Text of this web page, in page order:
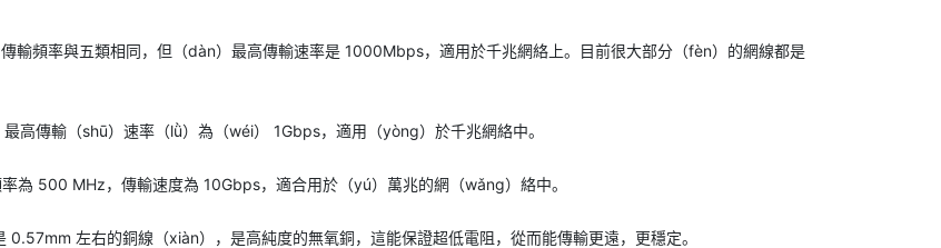
輸頻率與五類相同，但（dàn）最高傳輸速率是 1000Mbps，適用於千兆網絡上。目前很大部分（fèn）的網線都是
高傳輸（shū）速率（lǜ）為（wéi） 1Gbps，適用（yòng）於千兆網絡中。
為 500 MHz，傳輸速度為 10Gbps，適合用於（yú）萬兆的網（wǎng）絡中。
左右的銅線（xiàn），是高純度的無氧銅，這能保證超低電阻，從而能傳輸更遠，更穩定。